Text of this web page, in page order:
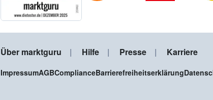
Über marktguru Hilfe Presse Karriere
ImpressumAGBComplianceBarrierefreiheitserklärung